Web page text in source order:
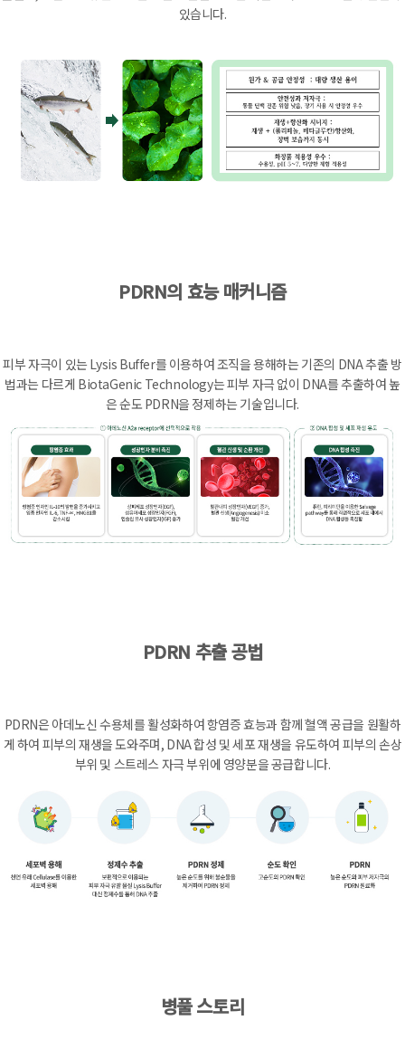
있습니다.
PDRN의 효능 매커니즘
피부 자극이 있는 Lysis Buffer를 이용하여 조직을 용해하는 기존의 DNA 추출 방
법과는 다르게 BiotaGenic Technology는 피부 자극 없이 DNA를 추출하여 높
은 순도 PDRN을 정제하는 기술입니다.
PDRN 추출 공법
PDRN은 아데노신 수용체를 활성화하여 항염증 효능과 함께 혈액 공급을 원활하
게 하여 피부의 재생을 도와주며, DNA 합성 및 세포 재생을 유도하여 피부의 손상
부위 및 스트레스 자극 부위에 영양분을 공급합니다.
병풀 스토리